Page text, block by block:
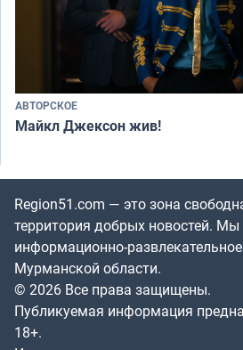
АВТОРСКОЕ
Майкл Джексон жив!
Region51.com — это зона
территория добрых новостей.
информационно-
Мурманской области.
© 2026 Все права защищены.
Публикуемая информация
18+.